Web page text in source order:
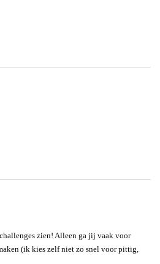
zien! Alleen ga jij vaak voor
(ik kies zelf niet zo snel voor pittig,